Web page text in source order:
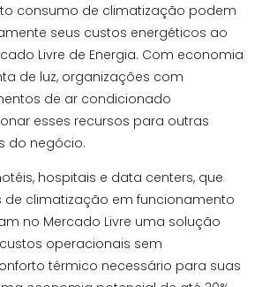
consumo de climatização podem
seus custos energéticos ao
Livre de Energia. Com economia
de luz, organizações com
de ar condicionado
esses recursos para outras
do negócio.
hospitais e data centers, que
climatização em funcionamento
no Mercado Livre uma solução
operacionais sem
térmico necessário para suas